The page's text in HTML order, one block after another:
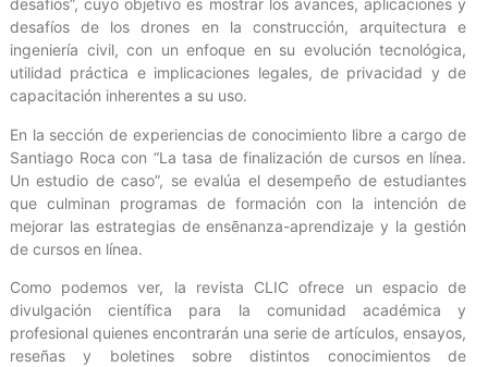
desafíos”, cuyo objetivo es mostrar los avances, aplicaciones y
desafíos de los drones en la construcción, arquitectura e
ingeniería civil, con un enfoque en su evolución tecnológica,
utilidad práctica e implicaciones legales, de privacidad y de
capacitación inherentes a su uso.
En la sección de experiencias de conocimiento libre a cargo de
Santiago Roca con “La tasa de finalización de cursos en línea.
Un estudio de caso”, se evalúa el desempeño de estudiantes
que culminan programas de formación con la intención de
mejorar las estrategias de ensẽnanza-aprendizaje y la gestión
de cursos en línea.
Como podemos ver, la revista CLIC ofrece un espacio de
divulgación científica para la comunidad académica y
profesional quienes encontrarán una serie de artículos, ensayos,
reseñas y boletines sobre distintos conocimientos de